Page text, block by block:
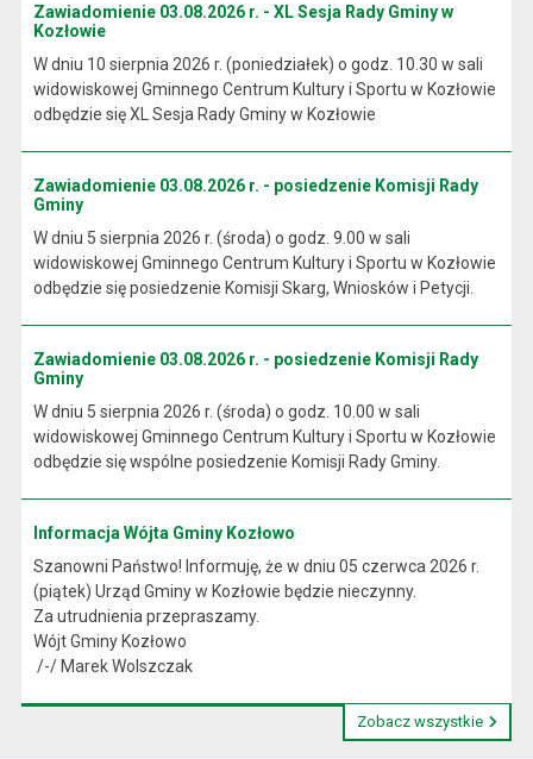
Zawiadomienie 03.08.2026 r. - XL Sesja Rady Gminy w
Kozłowie
W dniu 10 sierpnia 2026 r. (poniedziałek) o godz. 10.30 w sali
widowiskowej Gminnego Centrum Kultury i Sportu w Kozłowie
odbędzie się XL Sesja Rady Gminy w Kozłowie
Zawiadomienie 03.08.2026 r. - posiedzenie Komisji Rady
Gminy
W dniu 5 sierpnia 2026 r. (środa) o godz. 9.00 w sali
widowiskowej Gminnego Centrum Kultury i Sportu w Kozłowie
odbędzie się posiedzenie Komisji Skarg, Wniosków i Petycji.
Zawiadomienie 03.08.2026 r. - posiedzenie Komisji Rady
Gminy
W dniu 5 sierpnia 2026 r. (środa) o godz. 10.00 w sali
widowiskowej Gminnego Centrum Kultury i Sportu w Kozłowie
odbędzie się wspólne posiedzenie Komisji Rady Gminy.
Informacja Wójta Gminy Kozłowo
Szanowni Państwo! Informuję, że w dniu 05 czerwca 2026 r.
(piątek) Urząd Gminy w Kozłowie będzie nieczynny.
Za utrudnienia przepraszamy.
Wójt Gminy Kozłowo
/-/ Marek Wolszczak
Zobacz wszystkie